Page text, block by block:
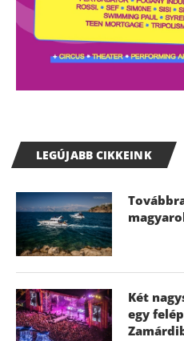
LEGÚJABB CIKKEINK
Két
egy